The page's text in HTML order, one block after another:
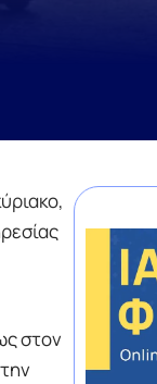
στον